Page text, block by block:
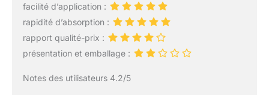
facilité d’application :
rapidité d’absorption :
rapport qualité-prix :
présentation et emballage :
Notes des utilisateurs 4.2/5